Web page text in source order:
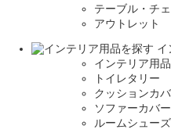
テーブル・チ
アウトレット
イ
インテリア用
トイレタリー
クッションカ
ソファーカバー
ルームシューズ